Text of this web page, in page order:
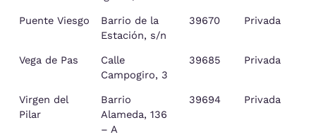
Puente Viesgo
Barrio de la
Estación, s/n
39670 Privada
Vega de Pas
Calle
Campogiro, 3
39685 Privada
Virgen del
Pilar
Barrio
Alameda, 136
– A
39694 Privada